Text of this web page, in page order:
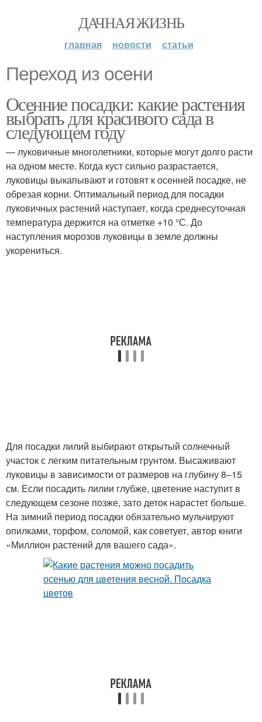
ДАЧНАЯ ЖИЗНЬ
главная новости статьи
Переход из осени
Осенние посадки: какие растения
выбрать для красивого сада в
следующем году
— луковичные многолетники, которые могут долго расти
на одном месте. Когда куст сильно разрастается,
луковицы выкапывают и готовят к осенней посадке, не
обрезая корни. Оптимальный период для посадки
луковичных растений наступает, когда среднесуточная
температура держится на отметке +10 °С. До
наступления морозов луковицы в земле должны
укорениться.
Для посадки лилий выбирают открытый солнечный
участок с легким питательным грунтом. Высаживают
луковицы в зависимости от размеров на глубину 8–15
см. Если посадить лилии глубже, цветение наступит в
следующем сезоне позже, зато деток нарастет больше.
На зимний период посадки обязательно мульчируют
опилками, торфом, соломой, как советует, автор книги
«Миллион растений для вашего сада».